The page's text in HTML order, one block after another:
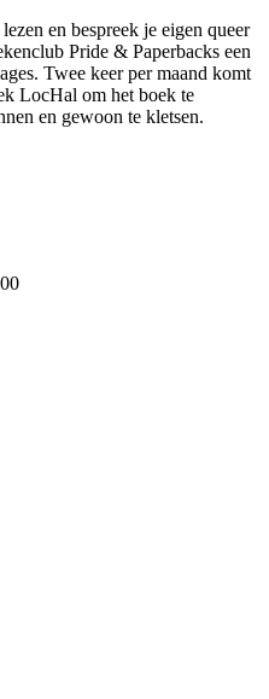
en bespreek je eigen queer
Pride & Paperbacks een
Twee keer per maand komt
LocHal om het boek te
en gewoon te kletsen.